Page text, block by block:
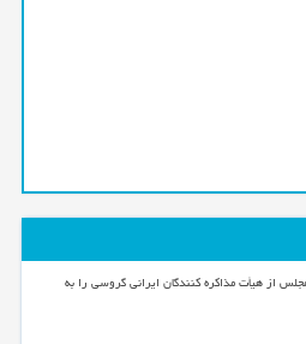
از هیأت مذاکره کنندگان ایرانی گروسی را به